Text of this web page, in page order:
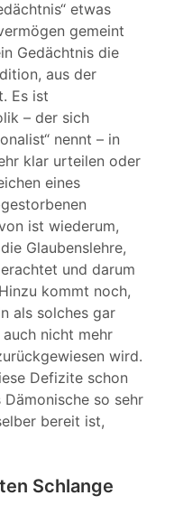
etwas
gemeint
Gedächtnis die
aus der
Es ist
– der sich
nennt – in
klar urteilen oder
eines
ist wiederum,
Glaubenslehre,
und darum
kommt noch,
als solches gar
nicht mehr
wird.
Defizite schon
so sehr
bereit ist,
Schlange